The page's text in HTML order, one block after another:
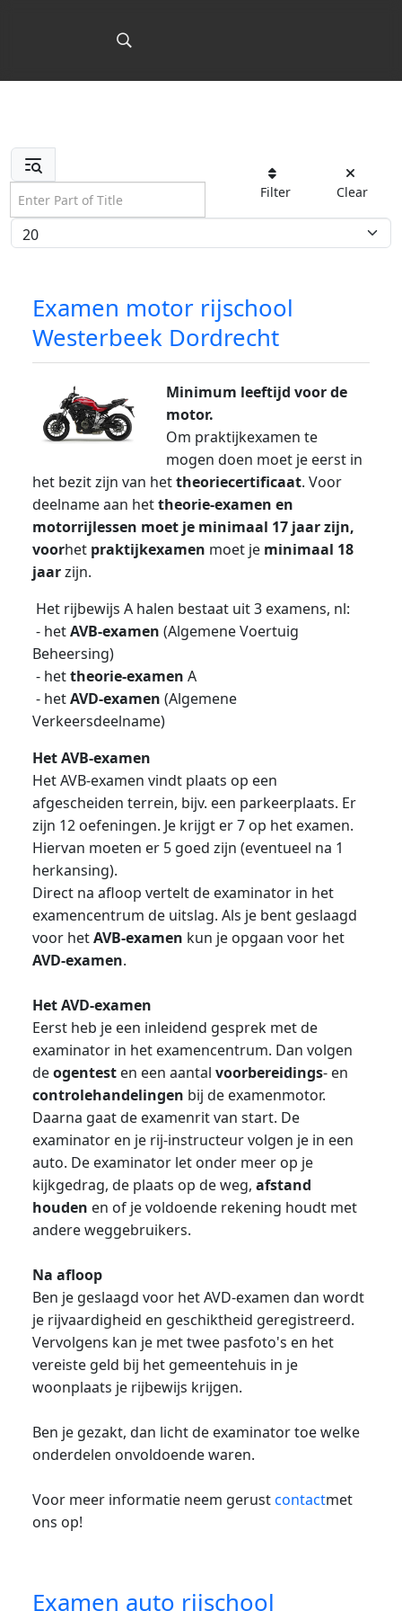
Enter Part of Title
Filter Clear
Display #
Examen motor rijschool
Westerbeek Dordrecht
Minimum leeftijd voor de
motor.
Om praktijkexamen te
mogen doen moet je eerst in
het bezit zijn van hettheoriecertificaat. Voor
deelname aan hettheorie-examen en
motorrijlessen moet je minimaal 17 jaar zijn,
voorhet praktijkexamen moet je minimaal 18
jaarzijn.
Het rijbewijs A halen bestaat uit 3 examens, nl:
- hetAVB-examen (Algemene Voertuig
Beheersing)
- hettheorie-examen A
- hetAVD-examen (Algemene
Verkeersdeelname)
Het AVB-examen
Het AVB-examen vindt plaats op een
afgescheiden terrein, bijv. een parkeerplaats. Er
zijn 12 oefeningen. Je krijgt er 7 op het examen.
Hiervan moeten er 5 goed zijn (eventueel na 1
herkansing).
Direct na afloop vertelt de examinator in het
examencentrum de uitslag. Als je bent geslaagd
voor hetAVB-examen kun je opgaan voor het
AVD-examen.
Het AVD-examen
Eerst heb je een inleidend gesprek met de
examinator in het examencentrum. Dan volgen
deogentest en een aantal voorbereidings- en
controlehandelingen bij de examenmotor.
Daarna gaat de examenrit van start. De
examinator en je rij-instructeur volgen je in een
auto. De examinator let onder meer op je
kijkgedrag, de plaats op de weg, afstand
houden en of je voldoende rekening houdt met
andere weggebruikers.
Na afloop
Ben je geslaagd voor het AVD-examen dan wordt
je rijvaardigheid en geschiktheid geregistreerd.
Vervolgens kan je met twee pasfoto's en het
vereiste geld bij het gemeentehuis in je
woonplaats je rijbewijs krijgen.
Ben je gezakt, dan licht de examinator toe welke
onderdelen onvoldoende waren.
Voor meer informatie neem gerustcontactmet
ons op!
Examen auto rijschool